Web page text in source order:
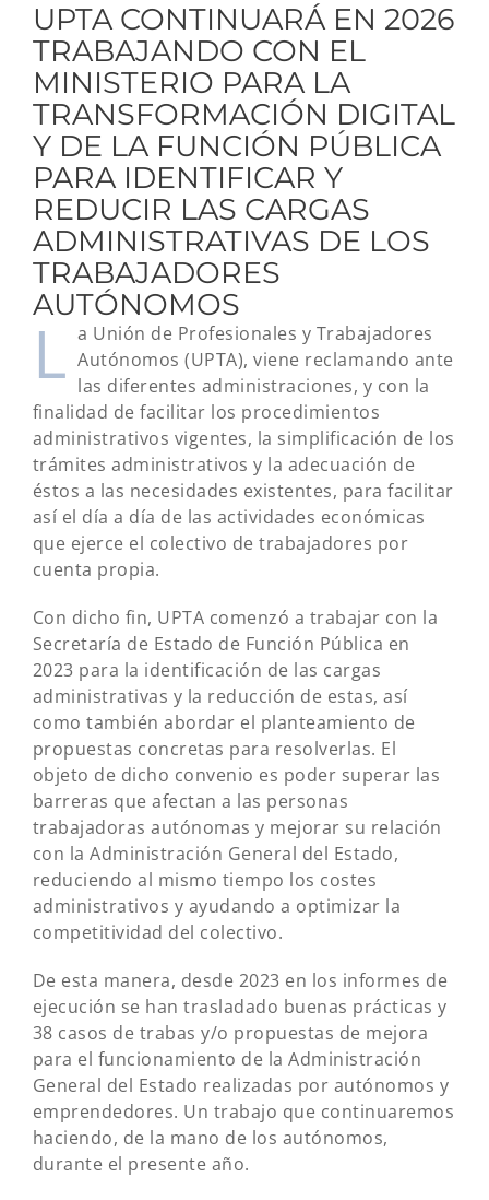
UPTA CONTINUARÁ EN 2026
TRABAJANDO CON EL
MINISTERIO PARA LA
TRANSFORMACIÓN DIGITAL
Y DE LA FUNCIÓN PÚBLICA
PARA IDENTIFICAR Y
REDUCIR LAS CARGAS
ADMINISTRATIVAS DE LOS
TRABAJADORES
AUTÓNOMOS
L a Unión de Profesionales y Trabajadores
Autónomos (UPTA), viene reclamando ante
las diferentes administraciones, y con la
finalidad de facilitar los procedimientos
administrativos vigentes, la simplificación de los
trámites administrativos y la adecuación de
éstos a las necesidades existentes, para facilitar
así el día a día de las actividades económicas
que ejerce el colectivo de trabajadores por
cuenta propia.
Con dicho fin, UPTA comenzó a trabajar con la
Secretaría de Estado de Función Pública en
2023 para la identificación de las cargas
administrativas y la reducción de estas, así
como también abordar el planteamiento de
propuestas concretas para resolverlas. El
objeto de dicho convenio es poder superar las
barreras que afectan a las personas
trabajadoras autónomas y mejorar su relación
con la Administración General del Estado,
reduciendo al mismo tiempo los costes
administrativos y ayudando a optimizar la
competitividad del colectivo.
De esta manera, desde 2023 en los informes de
ejecución se han trasladado buenas prácticas y
38 casos de trabas y/o propuestas de mejora
para el funcionamiento de la Administración
General del Estado realizadas por autónomos y
emprendedores. Un trabajo que continuaremos
haciendo, de la mano de los autónomos,
durante el presente año.